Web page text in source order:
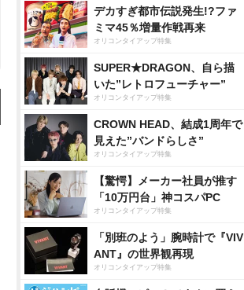
デカすぎ都市伝説発生!?ファ
ミマ45％増量作戦再来
オリコンタイアップ特集
SUPER★DRAGON、自ら描
いた”レトロフューチャー”
オリコンタイアップ特集
CROWN HEAD、結成1周年で
見えた”バンドらしさ”
オリコンタイアップ特集
【驚愕】メーカー社員が推す
「10万円台」神コスパPC
オリコンタイアップ特集
「別班のよう」腕時計で『VIV
ANT』の世界観再現
オリコンタイアップ特集